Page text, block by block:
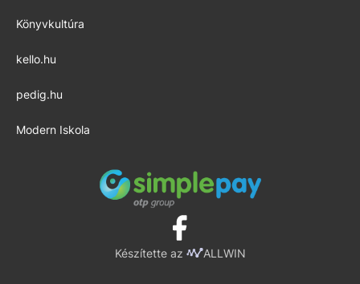
Könyvkultúra
kello.hu
pedig.hu
Modern Iskola
Készítette az ALLWIN